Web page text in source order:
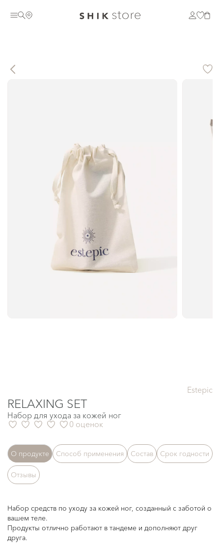
Estepic
RELAXING SET
Набор для ухода за кожей ног
0 оценок
О продукте Способ применения Состав Срок годности
Отзывы
Набор средств по уходу за кожей ног, созданный с заботой о
вашем теле.
Продукты отлично работают в тандеме и дополняют друг
друга.